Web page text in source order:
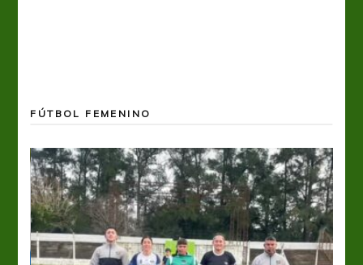
FÚTBOL FEMENINO